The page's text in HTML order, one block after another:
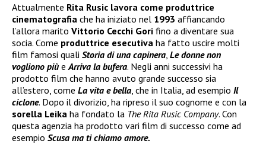
Attualmente Rita Rusic lavora come produttrice
cinematografia che ha iniziato nel 1993 affiancando
l’allora marito Vittorio Cecchi Gori fino a diventare sua
socia. Come produttrice esecutiva ha fatto uscire molti
film famosi quali Storia di una capinera Le donne non
vogliono piùe Arriva la bufera. Negli anni successivi ha
prodotto film che hanno avuto grande successo sia
all’estero, come La vita e bella , che in Italia, ad esempio Il
ciclone. Dopo il divorizio, ha ripreso il suo cognome e con la
sorella Leika ha fondato la The Rita Rusic Company. Con
questa agenzia ha prodotto vari film di successo come ad
esempio Scusa ma ti chiamo amore.